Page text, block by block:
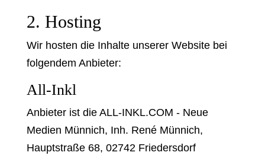
2. Hosting
Wir hosten die Inhalte unserer Website bei
folgendem Anbieter:
All-Inkl
Anbieter ist die ALL-INKL.COM - Neue
Medien Münnich, Inh. René Münnich,
Hauptstraße 68, 02742 Friedersdorf